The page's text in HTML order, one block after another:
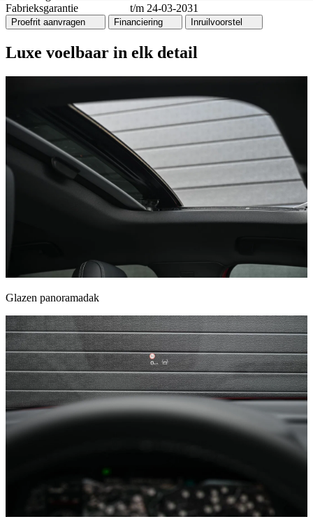
Fabrieksgarantie
t/m 24-03-2031
Proefrit aanvragen Financiering Inruilvoorstel
Luxe voelbaar in elk detail
Glazen panoramadak